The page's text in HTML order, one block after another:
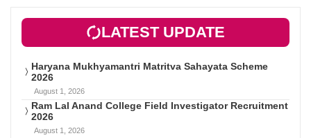
LATEST UPDATE
Haryana Mukhyamantri Matritva Sahayata Scheme
2026
August 1, 2026
Ram Lal Anand College Field Investigator Recruitment
2026
August 1, 2026